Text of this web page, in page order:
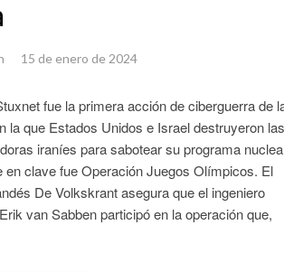
15 de enero de 2024
fue la primera acción de ciberguerra de
la que Estados Unidos e Israel destruyeron las
iraníes para sabotear su programa
en clave fue Operación Juegos Olímpicos. El
De Volkskrant asegura que el ingeniero
van Sabben participó en la operación que,